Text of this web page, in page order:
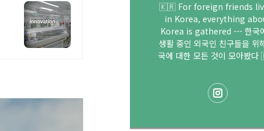
🇰🇷 For foreign friends
in Korea, everything
Korea is gathered --- 한국
생활 중인 외국인 친구들을 위
국에 대한 모든 것이 모아봤